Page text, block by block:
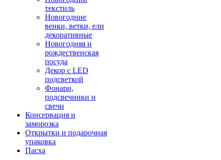
текстиль
Новогодние
венки, ветки, ели
декоративные
Новогодняя и
рождественская
посуда
Декор с LED
подсветкой
Фонари,
подсвечники и
свечи
Консервация и
заморозка
Открытки и подарочная
упаковка
Пасха